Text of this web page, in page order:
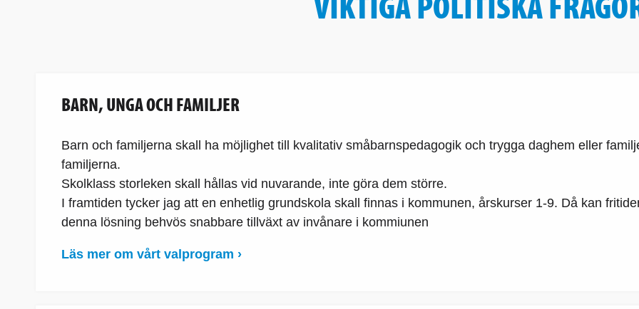
BARN, UNGA OCH FAMILJER
Barn och familjerna skall ha möjlighet till kvalitativ småbarnspedagogik och trygga daghem eller
familjerna.
Skolklass storleken skall hållas vid nuvarande, inte göra dem större.
I framtiden tycker jag att en enhetlig grundskola skall finnas i kommunen, årskurser 1-9. Då kan
denna lösning behvös snabbare tillväxt av invånare i kommiunen
Läs mer om vårt valprogram ›